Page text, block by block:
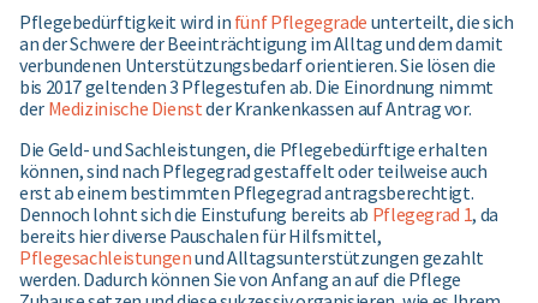
Pflegebedürftigkeit wird in fünf Pflegegrade unterteilt, die sich
an der Schwere der Beeinträchtigung im Alltag und dem damit
verbundenen Unterstützungsbedarf orientieren. Sie lösen die
bis 2017 geltenden 3 Pflegestufen ab. Die Einordnung nimmt
der Medizinische Dienstder Krankenkassen auf Antrag vor.
Die Geld- und Sachleistungen, die Pflegebedürftige erhalten
können, sind nach Pflegegrad gestaffelt oder teilweise auch
erst ab einem bestimmten Pflegegrad antragsberechtigt.
Dennoch lohnt sich die Einstufung bereits ab Pflegegrad 1, da
bereits hier diverse Pauschalen für Hilfsmittel,
Pflegesachleistungenund Alltagsunterstützungen gezahlt
werden. Dadurch können Sie von Anfang an auf die Pflege